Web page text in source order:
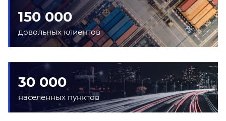
150 000
довольных клиентов
30 000
населенных пунктов